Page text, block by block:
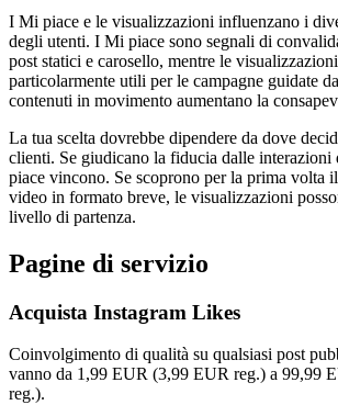
I Mi piace e le visualizzazioni influenzano i
degli utenti. I Mi piace sono segnali di
post statici e carosello, mentre le
particolarmente utili per le campagne guidate
contenuti in movimento aumentano la
La tua scelta dovrebbe dipendere da dove
clienti. Se giudicano la fiducia dalle interazioni
piace vincono. Se scoprono per la prima volta
video in formato breve, le visualizzazioni
livello di partenza.
Pagine di servizio
Acquista Instagram Likes
Coinvolgimento di qualità su qualsiasi post
vanno da 1,99 EUR (3,99 EUR reg.) a 99,99
reg.).